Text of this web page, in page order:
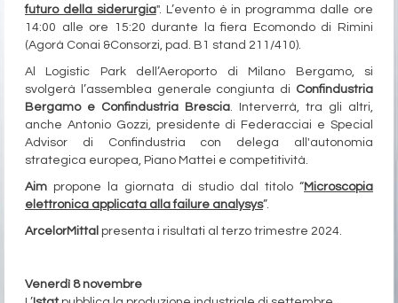
futuro della siderurgia". L’evento è in programma dalle ore
14:00 alle ore 15:20 durante la fiera Ecomondo di Rimini
(Agorà Conai &Consorzi, pad. B1 stand 211/410).
Al Logistic Park dell’Aeroporto di Milano Bergamo, si
svolgerà l’assemblea generale congiunta di Confindustria
Bergamo e Confindustria Brescia. Interverrà, tra gli altri,
anche Antonio Gozzi, presidente di Federacciai e Special
Advisor di Confindustria con delega all'autonomia
strategica europea, Piano Mattei e competitività.
Aim propone la giornata di studio dal titolo “Microscopia
elettronica applicata alla failure analysys”.
ArcelorMittal presenta i risultati al terzo trimestre 2024.
Venerdì 8 novembre